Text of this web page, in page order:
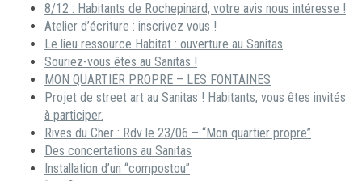
8/12 : Habitants de Rochepinard, votre avis nous intéresse !
Atelier d’écriture : inscrivez vous !
Le lieu ressource Habitat : ouverture au Sanitas
Souriez-vous êtes au Sanitas !
MON QUARTIER PROPRE – LES FONTAINES
Projet de street art au Sanitas ! Habitants, vous êtes invités
à participer.
Rives du Cher : Rdv le 23/06 – “Mon quartier propre”
Des concertations au Sanitas
Installation d’un “compostou”